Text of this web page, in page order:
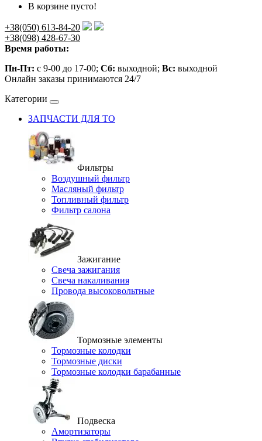
В корзине пусто!
+38(050) 613-84-20
+38(098) 428-67-30
Время работы:
Пн-Пт: с 9-00 до 17-00; Сб: выходной; Вс: выходной
Онлайн заказы принимаются 24/7
Категории
ЗАПЧАСТИ ДЛЯ ТО
Фильтры
Воздушный фильтр
Масляный фильтр
Топливный фильтр
Фильтр салона
Зажигание
Свеча зажигания
Свеча накаливания
Провода высоковольтные
Тормозные элементы
Тормозные колодки
Тормозные диски
Тормозные колодки барабанные
Подвеска
Амортизаторы